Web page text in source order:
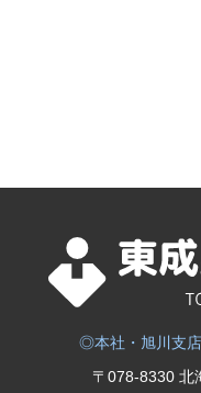
◎本社・旭川支店
〒078-8330 北